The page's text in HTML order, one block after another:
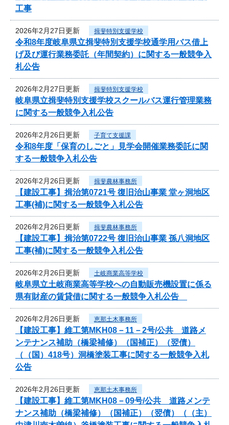
工事
2026年2月27日更新 揖斐特別支援学校
令和8年度岐阜県立揖斐特別支援学校通学用バス借上
げ及び運行業務委託（年間契約）に関する一般競争入
札公告
2026年2月27日更新 揖斐特別支援学校
岐阜県立揖斐特別支援学校スクールバス運行管理業務
に関する一般競争入札公告
2026年2月26日更新 子育て支援課
令和8年度「保育のしごと」見学会開催業務委託に関
する一般競争入札公告
2026年2月26日更新 揖斐農林事務所
【建設工事】揖治第0721号 復旧治山事業 堂ヶ洞地区
工事(補)に関する一般競争入札公告
2026年2月26日更新 揖斐農林事務所
【建設工事】揖治第0722号 復旧治山事業 孫八洞地区
工事(補)に関する一般競争入札公告
2026年2月26日更新 土岐商業高等学校
岐阜県立土岐商業高等学校への自動販売機設置に係る
県有財産の賃貸借に関する一般競争入札公告
2026年2月26日更新 恵那土木事務所
【建設工事】維工第MKH08－11－2号/公共 道路メ
ンテナンス補助（橋梁補修）（国補正）（翌債）
（（国）418号）洞橋塗装工事に関する一般競争入札
公告
2026年2月26日更新 恵那土木事務所
【建設工事】維工第MKH08－09号/公共 道路メンテ
ナンス補助（橋梁補修）（国補正）（翌債）（（主）